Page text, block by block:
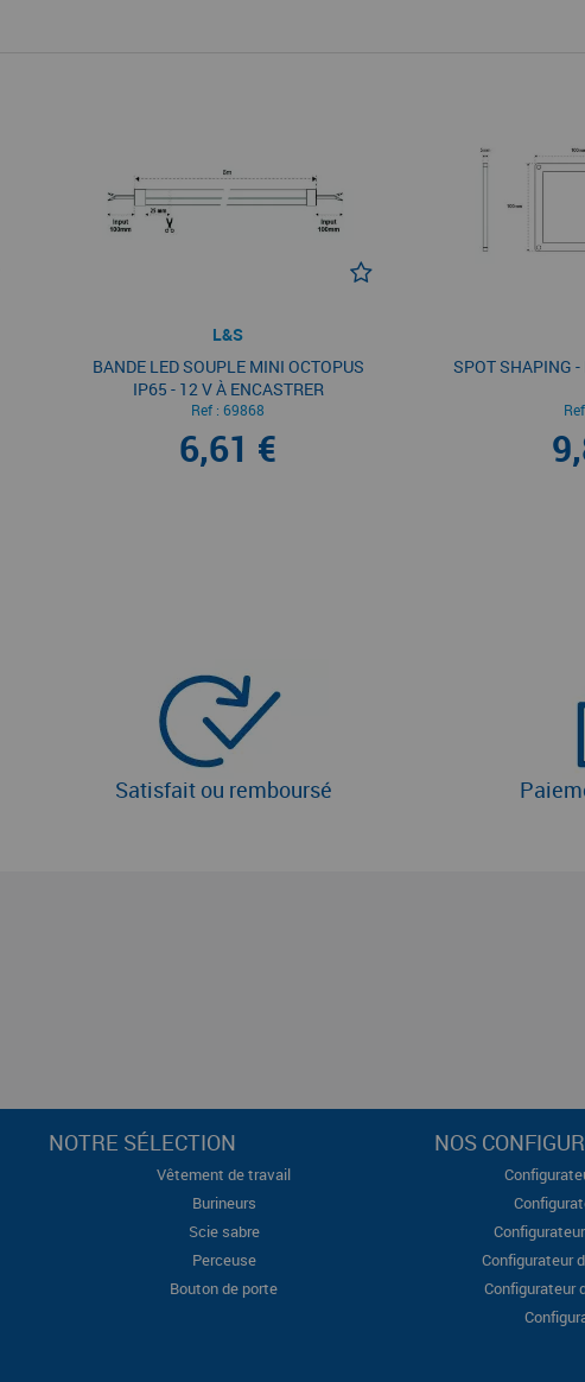
L&S
BANDE LED SOUPLE MINI OCTOPUS
IP65 - 12 V À ENCASTRER
Ref : 69868
6,61 €
SPOT SHAPING
Satisfait ou remboursé
NOTRE SÉLECTION
Vêtement de travail
Burineurs
Scie sabre
Perceuse
Bouton de porte
NOS
Configurateur
Configurateur